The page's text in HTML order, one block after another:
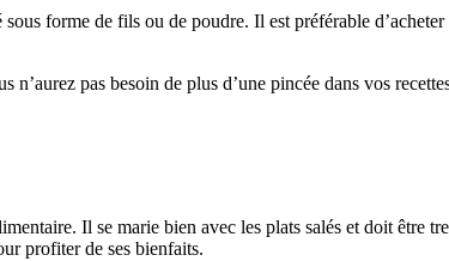
forme de fils ou de poudre. Il est préférable
pas besoin de plus d’une pincée dans vos
Il se marie bien avec les plats salés et doit être
profiter de ses bienfaits.